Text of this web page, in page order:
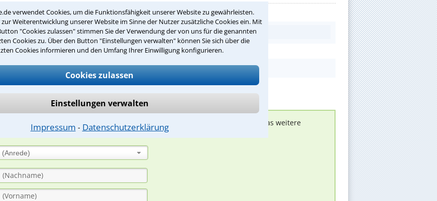
verwendet Cookies, um die Funktionsfähigkeit unserer Website zu gewährleisten.
Weiterentwicklung unserer Website im Sinne der Nutzer zusätzliche Cookies ein. Mit
"Cookies zulassen" stimmen Sie der Verwendung der von uns für die genannten
Cookies zu. Über den Button "Einstellungen verwalten" können Sie sich über die
Cookies informieren und den Umfang Ihrer Einwilligung konfigurieren.
Cookies zulassen
Einstellungen verwalten
Impressum ⁃ Datenschutzerklärung
Teste Dein Rechtswissen
werden sich spezialisierte Rechtsanwälte bei Ihnen melden, um das weitere
durch einen Anwalt ist für Sie kostenlos.
(Anrede)